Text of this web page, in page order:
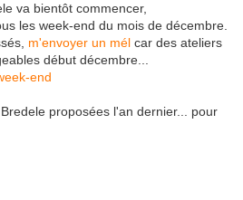
va bientôt commencer,
les week-end du mois de décembre.
m'envoyer un mél car des ateliers
début décembre...
end
proposées l'an dernier... pour